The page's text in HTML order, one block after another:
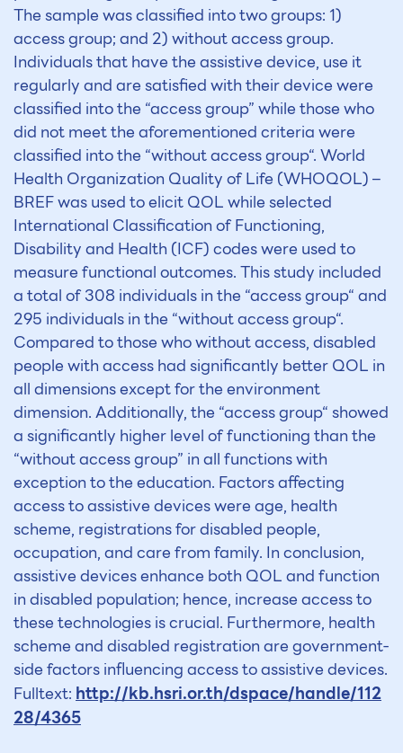
The sample was classified into two groups: 1)
access group; and 2) without access group.
Individuals that have the assistive device, use it
regularly and are satisfied with their device were
classified into the “access group” while those who
did not meet the aforementioned criteria were
classified into the “without access group“. World
Health Organization Quality of Life (WHOQOL) –
BREF was used to elicit QOL while selected
International Classification of Functioning,
Disability and Health (ICF) codes were used to
measure functional outcomes. This study included
a total of 308 individuals in the “access group“ and
295 individuals in the “without access group“.
Compared to those who without access, disabled
people with access had significantly better QOL in
all dimensions except for the environment
dimension. Additionally, the “access group“ showed
a significantly higher level of functioning than the
“without access group” in all functions with
exception to the education. Factors affecting
access to assistive devices were age, health
scheme, registrations for disabled people,
occupation, and care from family. In conclusion,
assistive devices enhance both QOL and function
in disabled population; hence, increase access to
these technologies is crucial. Furthermore, health
scheme and disabled registration are government-
side factors influencing access to assistive devices.
Fulltext:http://kb.hsri.or.th/dspace/handle/112
28/4365